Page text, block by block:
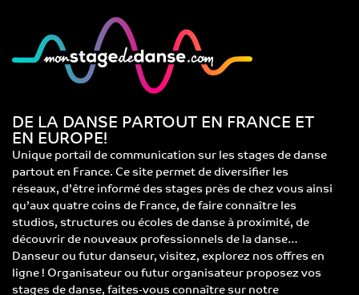
DE LA DANSE PARTOUT EN FRANCE ET
EN EUROPE!
Unique portail de communication sur les stages de danse
partout en France. Ce site permet de diversifier les
réseaux, d’être informé des stages près de chez vous ainsi
qu’aux quatre coins de France, de faire connaître les
studios, structures ou écoles de danse à proximité, de
découvrir de nouveaux professionnels de la danse…
Danseur ou futur danseur, visitez, explorez nos offres en
ligne ! Organisateur ou futur organisateur proposez vos
stages de danse, faites-vous connaître sur notre